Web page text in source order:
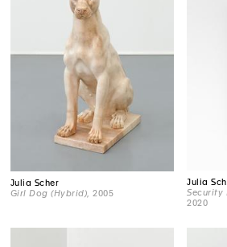
Julia Scher
Girl Dog (Hybrid) , 2005
Julia
Security
2020